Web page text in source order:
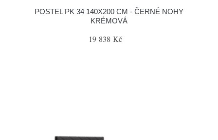
POSTEL PK 34 140X200 CM - ČERNÉ NOHY
KRÉMOVÁ
19 838 Kč